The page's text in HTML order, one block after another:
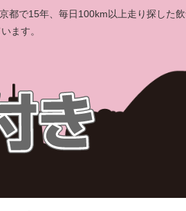
都で15年、毎日100km以上走り探した
ます。